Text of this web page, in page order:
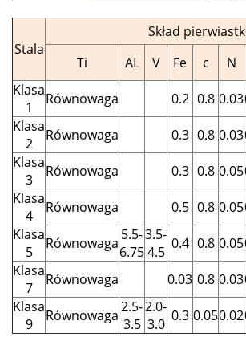
Stala
Skład
Ti
AL V Fe c N
Klasa
1
Równowaga 0.2 0.8 0.03
Klasa
2
Równowaga 0.3 0.8 0.03
Klasa
3
Równowaga 0.3 0.8 0.05
Klasa
4
Równowaga 0.5 0.8 0.05
Klasa
5
Równowaga 5.5-
6.75
3.5-
4.5 0.4 0.8 0.05
Klasa
7
Równowaga 0.03 0.8 0.03
Klasa
9
Równowaga2.5-
3.5
2.0-
3.0 0.3 0.050.02